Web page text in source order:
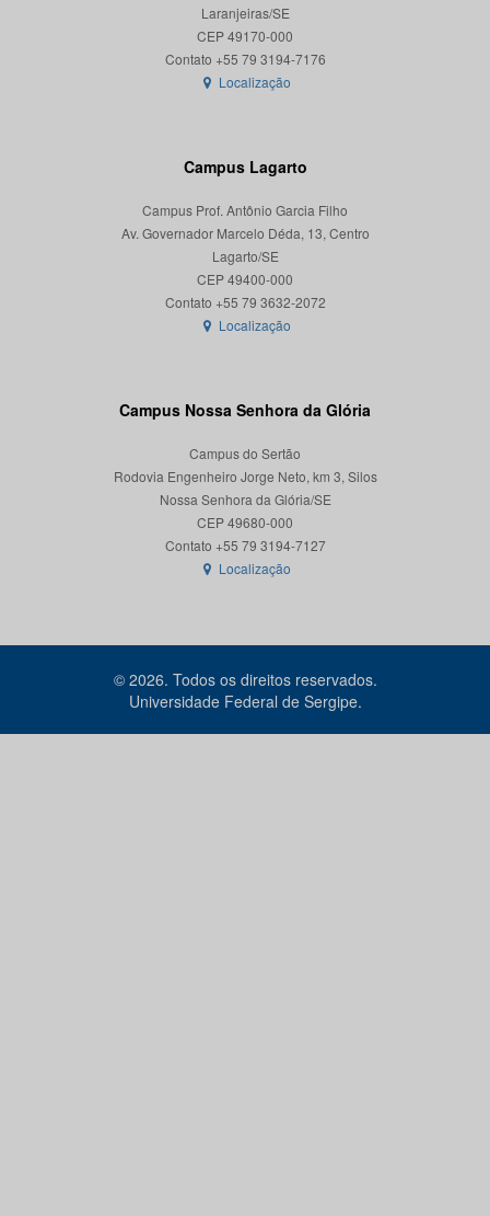
Laranjeiras/SE
CEP 49170-000
Localização
Campus Lagarto
Campus Prof. Antônio Garcia Filho
Av. Governador Marcelo Déda, 13, Centro
Lagarto/SE
CEP 49400-000
Localização
Campus Nossa Senhora da Glória
Campus do Sertão
Rodovia Engenheiro Jorge Neto, km 3, Silos
Nossa Senhora da Glória/SE
CEP 49680-000
Contato +55 79 3194-7127
Localização
© 2026. Todos os direitos reservados.
Universidade Federal de Sergipe.